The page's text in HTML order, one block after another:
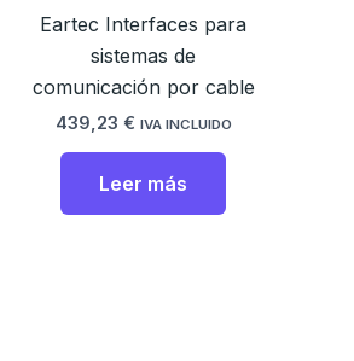
Eartec Interfaces para
sistemas de
comunicación por cable
439,23 € IVA INCLUIDO
Leer más